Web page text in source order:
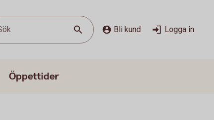
Bli kund Logga in
Öppettider